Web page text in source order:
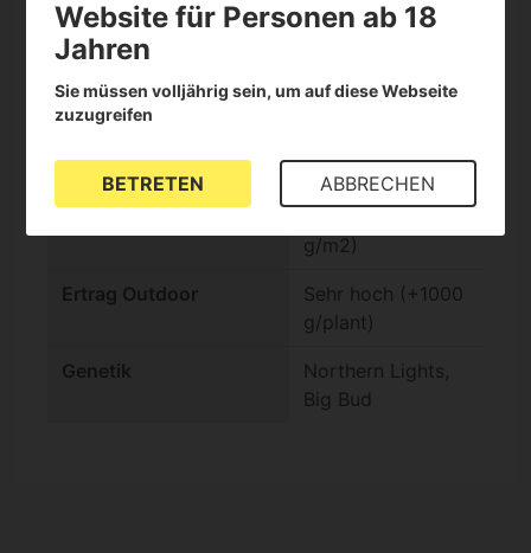
Wirkung Entspannend
Erntezeitpunkt
Outdoor
Sommers)
Wochen)
g/m2)
Ertrag Outdoor
Sehr hoch (+1000
g/plant)
Genetik
Northern Lights,
Big Bud
Website für Personen ab 18
Jahren
Sie müssen volljährig sein, um auf diese Webseite
zuzugreifen
BETRETEN ABBRECHEN